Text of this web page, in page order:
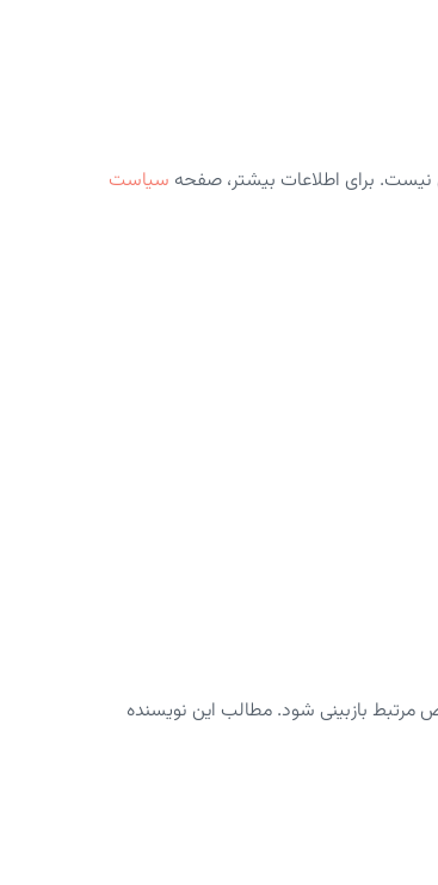
برای اطلاعات بیشتر، صفحه سیاست
بازبینی شود. مطالب این نویسنده